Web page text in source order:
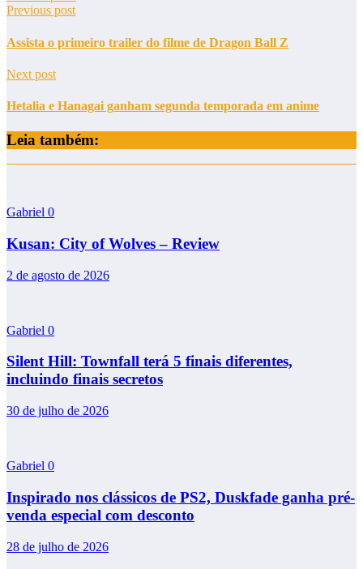
Previous post
Assista o primeiro trailer do filme de Dragon Ball Z
Next post
Hetalia e Hanagai ganham segunda temporada em anime
Leia também:
Gabriel 0
Kusan: City of Wolves – Review
2 de agosto de 2026
Gabriel 0
Silent Hill: Townfall terá 5 finais diferentes,
incluindo finais secretos
30 de julho de 2026
Gabriel 0
Inspirado nos clássicos de PS2, Duskfade ganha pré-
venda especial com desconto
28 de julho de 2026